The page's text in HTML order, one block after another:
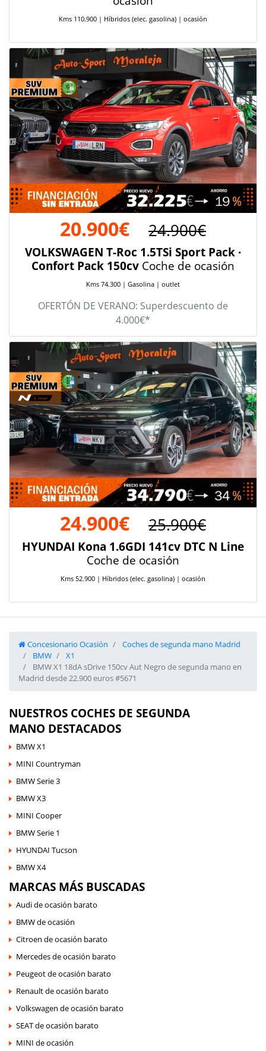
Kms 110.900 | Híbridos (elec. gasolina) | ocasión
20.900€ 24.900€
VOLKSWAGEN T-Roc 1.5TSi Sport Pack ·
Confort Pack 150cv Coche de ocasión
Kms 74.300 | Gasolina | outlet
OFERTÓN DE VERANO: Superdescuento de
4.000€*
24.900€ 25.900€
HYUNDAI Kona 1.6GDI 141cv DTC N Line
Coche de ocasión
Kms 52.900 | Híbridos (elec. gasolina) | ocasión
Concesionario Ocasión
Coches de segunda mano Madrid
BMW
X1
BMW X1 18dA sDrive 150cv Aut Negro de segunda mano en
Madrid desde 22.900 euros #5671
NUESTROS COCHES DE SEGUNDA
MANO DESTACADOS
BMW X1
MINI Countryman
BMW Serie 3
BMW X3
MINI Cooper
BMW Serie 1
HYUNDAI Tucson
BMW X4
MARCAS MÁS BUSCADAS
Audi de ocasión barato
BMW de ocasión
Citroen de ocasión barato
Mercedes de ocasión barato
Peugeot de ocasión barato
Renault de ocasión barato
Volkswagen de ocasión barato
SEAT de ocasión barato
MINI de ocasión